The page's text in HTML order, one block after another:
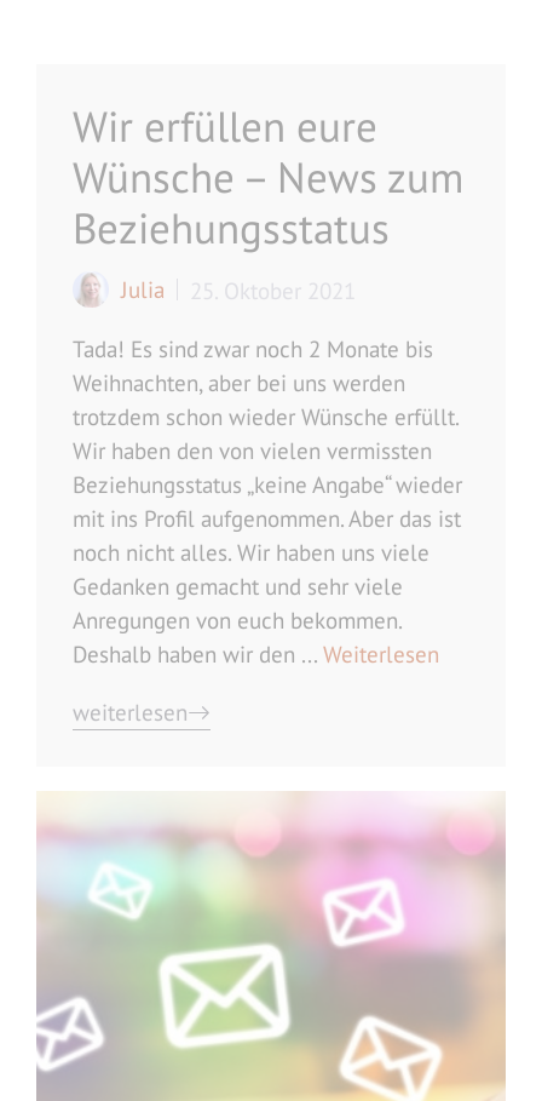
Wir erfüllen eure
Wünsche – News zum
Beziehungsstatus
Julia 25. Oktober 2021
Tada! Es sind zwar noch 2 Monate bis
Weihnachten, aber bei uns werden
trotzdem schon wieder Wünsche erfüllt.
Wir haben den von vielen vermissten
Beziehungsstatus „keine Angabe“ wieder
mit ins Profil aufgenommen. Aber das ist
noch nicht alles. Wir haben uns viele
Gedanken gemacht und sehr viele
Anregungen von euch bekommen.
Deshalb haben wir den ... Weiterlesen
weiterlesen